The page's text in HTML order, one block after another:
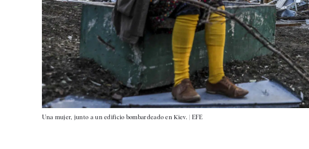
Una mujer, junto a un edificio bombardeado en Kiev. | EFE